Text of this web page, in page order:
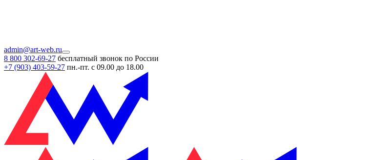
admin@art-web.ru
8 800 302-69-27 бесплатный звонок по России
+7 (903) 403-59-27 пн.-пт. с 09.00 до 18.00